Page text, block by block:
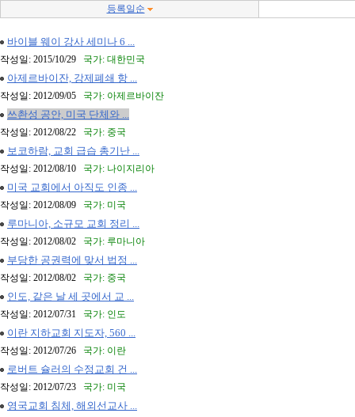
등록일순
바이블 웨이 강사 세미나 6 ...
작성일: 2015/10/29 국가: 대한민국
아제르바이잔, 강제폐쇄 항 ...
작성일: 2012/09/05 국가: 아제르바이잔
쓰촨성 공안, 미국 단체와 ...
작성일: 2012/08/22 국가: 중국
보코하람, 교회 급습 총기난 ...
작성일: 2012/08/10 국가: 나이지리아
미국 교회에서 아직도 인종 ...
작성일: 2012/08/09 국가: 미국
루마니아, 소규모 교회 정리 ...
작성일: 2012/08/02 국가: 루마니아
부당한 공권력에 맞서 법정 ...
작성일: 2012/08/02 국가: 중국
인도, 같은 날 세 곳에서 교 ...
작성일: 2012/07/31 국가: 인도
이란 지하교회 지도자, 560 ...
작성일: 2012/07/26 국가: 이란
로버트 슐러의 수정교회 건 ...
작성일: 2012/07/23 국가: 미국
영국교회 침체, 해외선교사 ...